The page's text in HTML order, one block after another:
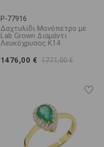
P-77916
Δαχτυλίδι Μονόπετρο με
Lab Grown Διαμάντι
Λευκόχρυσος Κ14
1476,00 € 1771,00 €